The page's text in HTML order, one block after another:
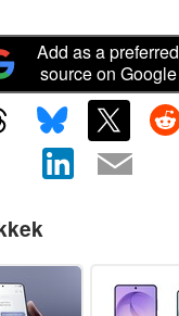
Add as a preferred
source on Google